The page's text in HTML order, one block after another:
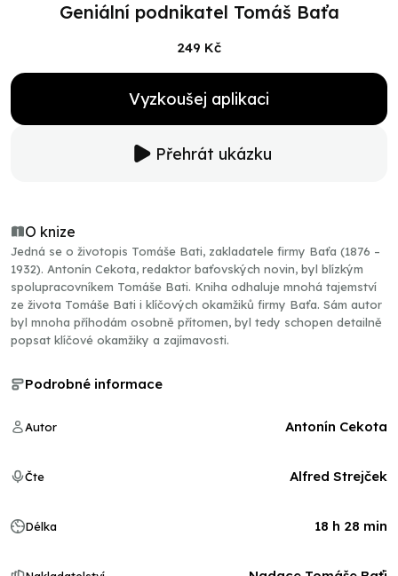
Geniální podnikatel Tomáš Baťa
249 Kč
Vyzkoušej aplikaci
Přehrát ukázku
O knize
Jedná se o životopis Tomáše Bati, zakladatele firmy Baťa (1876 –
1932). Antonín Cekota, redaktor baťovských novin, byl blízkým
spolupracovníkem Tomáše Bati. Kniha odhaluje mnohá tajemství
ze života Tomáše Bati i klíčových okamžiků firmy Baťa. Sám autor
byl mnoha příhodám osobně přítomen, byl tedy schopen detailně
popsat klíčové okamžiky a zajímavosti.
Podrobné informace
Autor Antonín Cekota
Čte Alfred Strejček
Délka 18 h 28 min